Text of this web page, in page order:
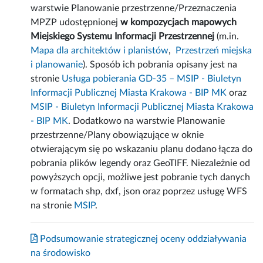
warstwie Planowanie przestrzenne/Przeznaczenia
MPZP udostępnionejw kompozycjach mapowych
Miejskiego Systemu Informacji Przestrzennej (m.in.
Mapa dla architektów i planistów,
Przestrzeń miejska
i planowanie). Sposób ich pobrania opisany jest na
stronie Usługa pobierania GD-35 – MSIP - Biuletyn
Informacji Publicznej Miasta Krakowa - BIP MK oraz
MSIP - Biuletyn Informacji Publicznej Miasta Krakowa
- BIP MK. Dodatkowo na warstwie Planowanie
przestrzenne/Plany obowiązujące w oknie
otwierającym się po wskazaniu planu dodano łącza do
pobrania plików legendy oraz GeoTIFF. Niezależnie od
powyższych opcji, możliwe jest pobranie tych danych
w formatach shp, dxf, json oraz poprzez usługę WFS
na stronie MSIP.
Podsumowanie strategicznej oceny oddziaływania
na środowisko